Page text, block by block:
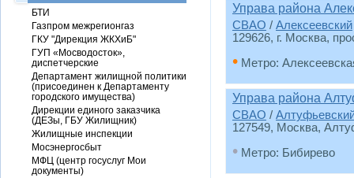
Управа района
СВАО / Алексеевский
129626, г. Москва,
• Метро:
Управа района
СВАО /
127549, Москва,
• Метро: Бибирево
БТИ
Газпром межрегионгаз
ГКУ "Дирекция ЖКХиБ"
ГУП «Мосводосток»,
диспетчерские
Департамент жилищной политики
(присоединен к Департаменту
городского имущества)
Дирекции единого заказчика
(ДЕЗы, ГБУ Жилищник)
Жилищные инспекции
Мосэнергосбыт
МФЦ (центр госуслуг Мои
документы)